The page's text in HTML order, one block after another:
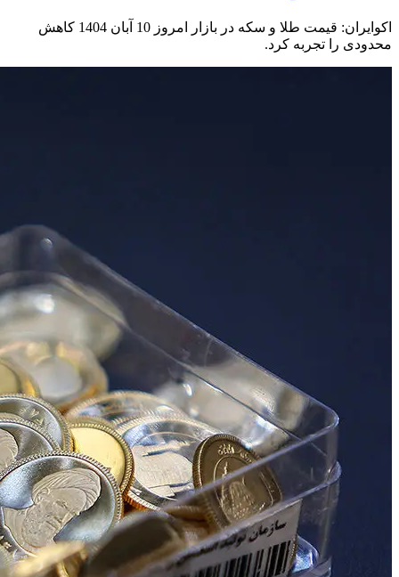
اکوایران: قیمت طلا و سکه در بازار امروز 10 آبان 1404 کاهش
محدودی را تجربه کرد.